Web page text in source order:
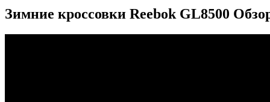
Зимние кроссовки Reebok GL8500